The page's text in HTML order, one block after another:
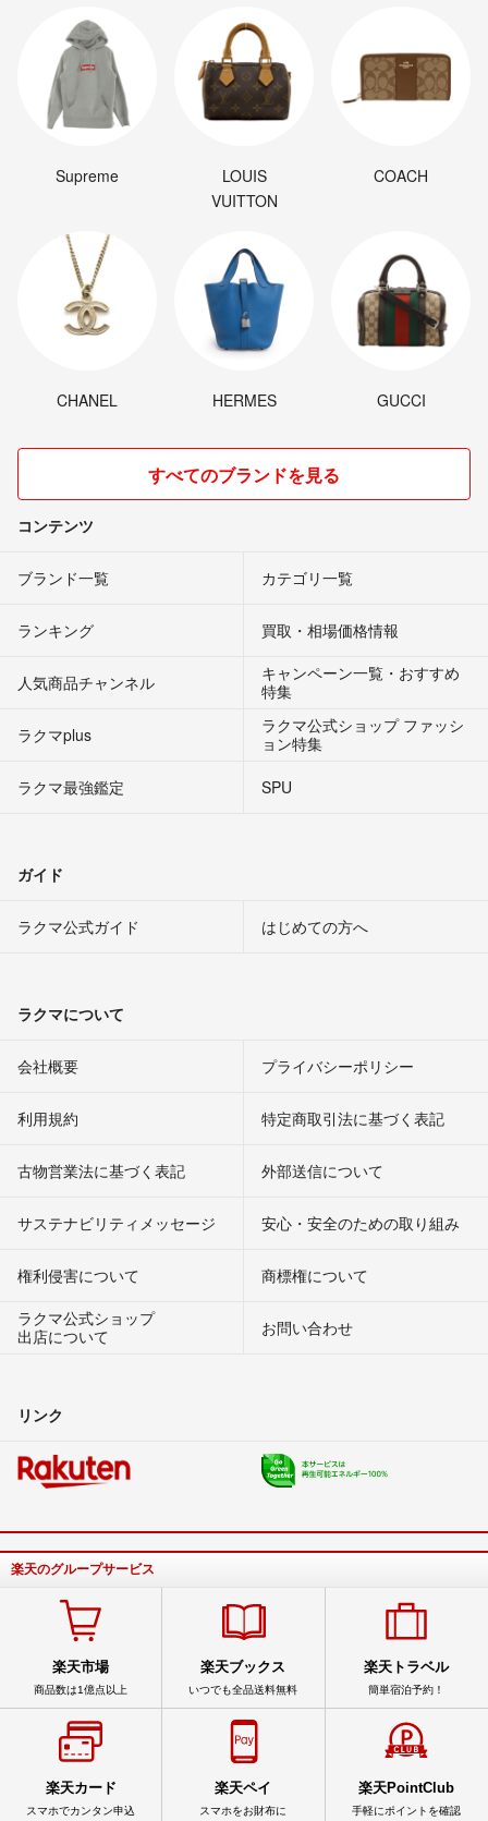
Supreme
LOUIS
VUITTON
COACH
CHANEL HERMES GUCCI
すべてのブランドを見る
コンテンツ
ブランド一覧 カテゴリ一覧
ランキング 買取・相場価格情報
人気商品チャンネル
キャンペーン一覧・おすすめ
特集
ラクマplus
ラクマ公式ショップ ファッシ
ョン特集
ラクマ最強鑑定
SPU
ガイド
ラクマ公式ガイド はじめての方へ
ラクマについて
会社概要 プライバシーポリシー
利用規約 特定商取引法に基づく表記
古物営業法に基づく表記 外部送信について
サステナビリティメッセージ 安心・安全のための取り組み
権利侵害について
商標権について
ラクマ公式ショップ
出店について
お問い合わせ
リンク
楽天のグループサービス
楽天市場
商品数は1億点以上
楽天ブックス
いつでも全品送料無料
楽天トラベル
簡単宿泊予約！
楽天カード
スマホでカンタン申込
楽天ペイ
スマホをお財布に
楽天PointClub
手軽にポイントを確認